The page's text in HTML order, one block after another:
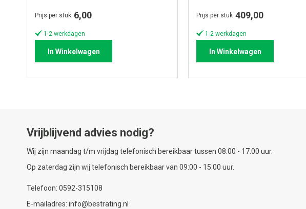
Prijs per stuk 6,00
1-2 werkdagen
In Winkelwagen
Prijs per stuk 409,00
1-2 werkdagen
In Winkelwagen
Vrijblijvend advies nodig?
Wij zijn maandag t/m vrijdag telefonisch bereikbaar tussen 08:00 - 17:00 uur.
Op zaterdag zijn wij telefonisch bereikbaar van 09:00 - 15:00 uur.
Telefoon: 0592-315108
E-mailadres: info@bestrating.nl